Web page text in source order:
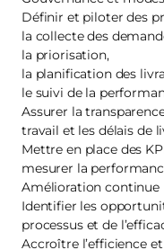
Définir et piloter des
la collecte des
la priorisation,
la planification des
le suivi de la
Assurer la
travail et les délais de
Mettre en place des
mesurer la
Amélioration continue
Identifier les
processus et de
Accroître l’efficience